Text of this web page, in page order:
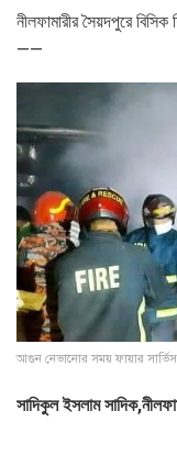
নীলফামারীর সৈয়দপুরে
——
আগুন নেভানোর সময় ফায়ার
সাদিকুল ইসলাম